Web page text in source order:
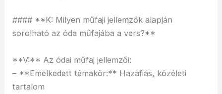
#### **K: Milyen műfaji jellemzők alapján
sorolható az óda műfajába a vers?**
**V:** Az ódai műfaj jellemzői:
– **Emelkedett témakör:** Hazafias, közéleti
tartalom